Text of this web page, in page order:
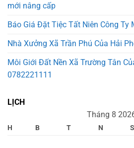
mới nâng cấp
Báo Giá Đặt Tiệc Tất Niên Công Ty
Nhà Xưởng Xã Trần Phú Của Hải
Môi Giới Đất Nền Xã Trường Tân
0782221111
LỊCH
Tháng 8
H B T N S